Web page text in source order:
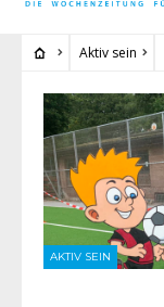
Aktiv sein
AKTIV SEIN